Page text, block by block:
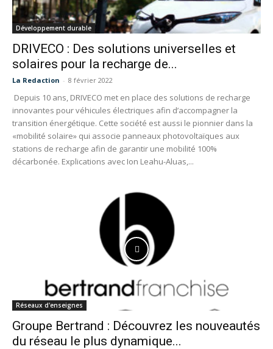
Développement durable
DRIVECO : Des solutions universelles et
solaires pour la recharge de...
La Redaction - 8 février 2022
Depuis 10 ans, DRIVECO met en place des solutions de recharge
innovantes pour véhicules électriques afin d’accompagner la
transition énergétique. Cette société est aussi le pionnier dans la
«mobilité solaire» qui associe panneaux photovoltaïques aux
stations de recharge afin de garantir une mobilité 100%
décarbonée. Explications avec Ion Leahu-Aluas,...
Réseaux d'enseignes
Groupe Bertrand : Découvrez les nouveautés
du réseau le plus dynamique...